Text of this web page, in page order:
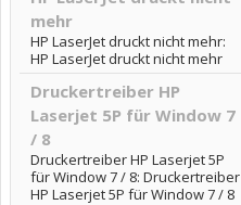
mehr
HP LaserJet druckt nicht mehr:
HP LaserJet druckt nicht mehr
Druckertreiber HP
Laserjet 5P für Window 7
/ 8
Druckertreiber HP Laserjet 5P
für Window 7 / 8: Druckertreiber
HP Laserjet 5P für Window 7 / 8